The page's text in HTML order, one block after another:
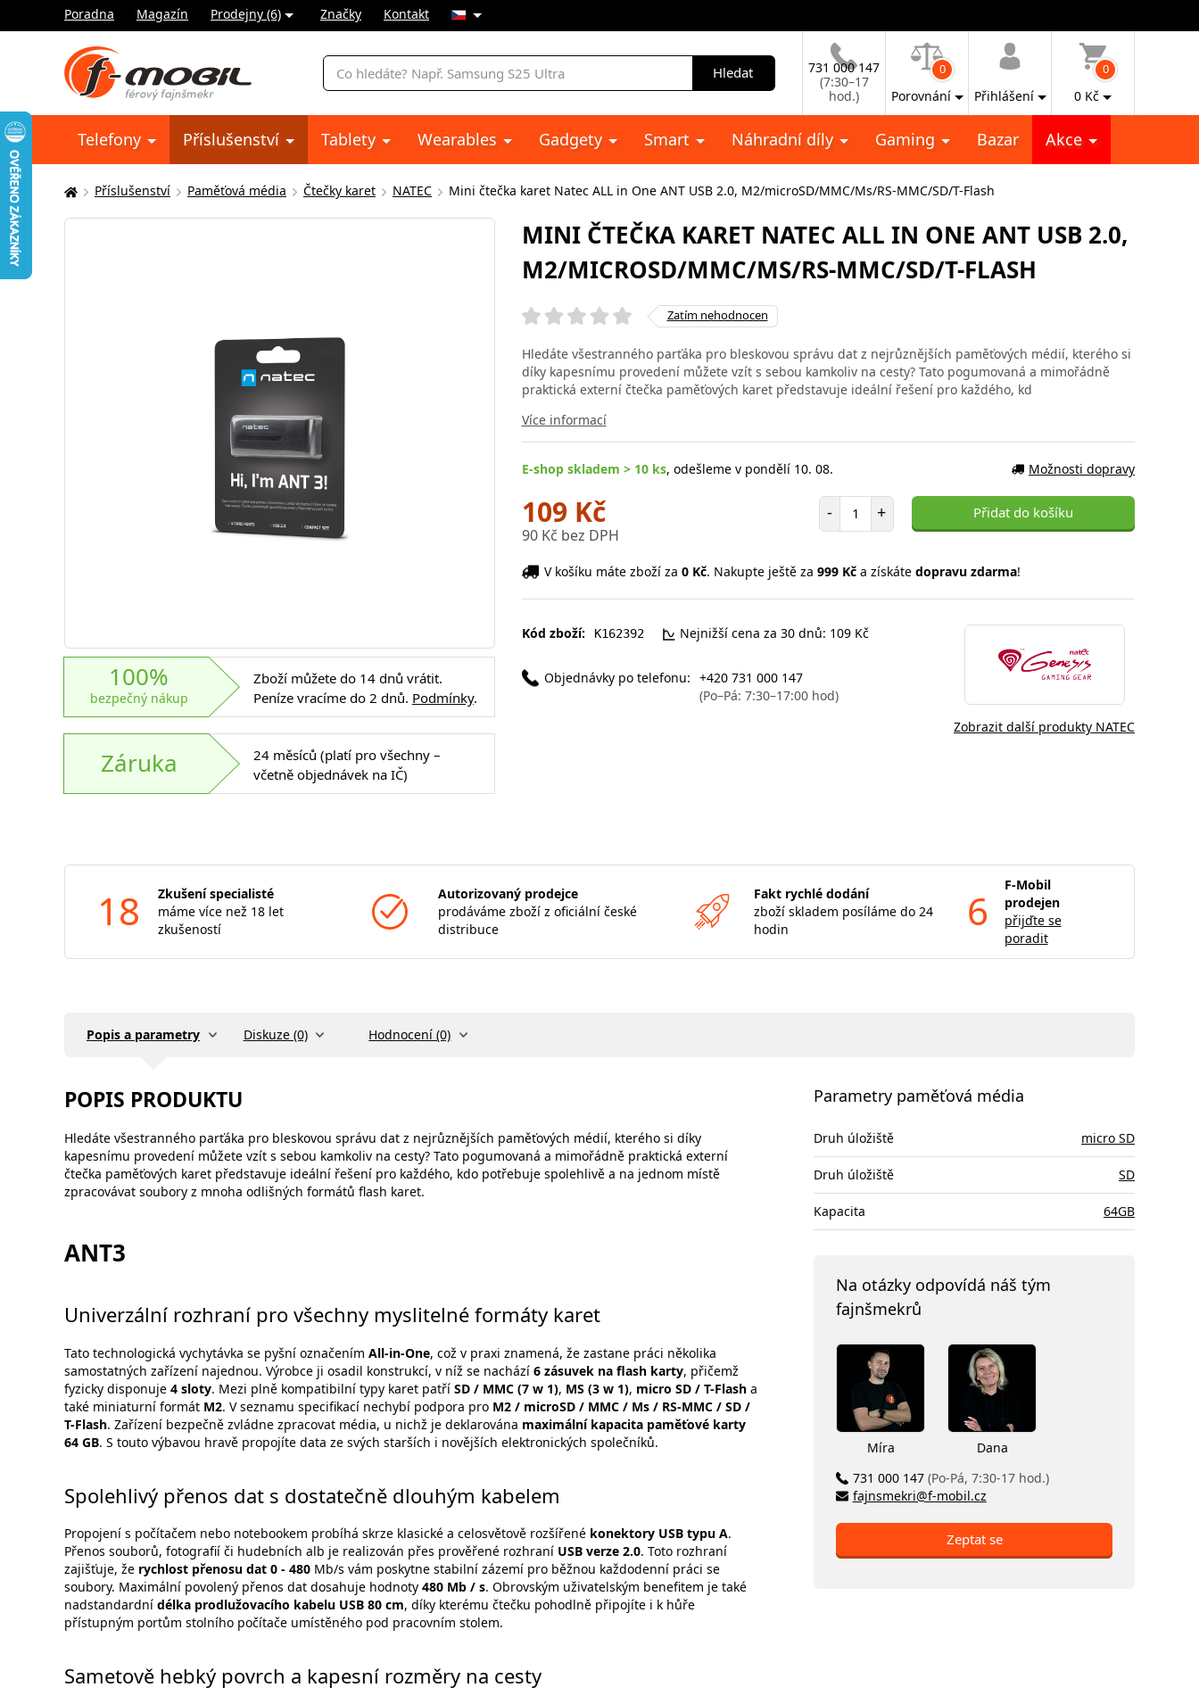
Poradna Magazín Prodejny (6) Značky Kontakt
Vyhledávání
Hledat
731 000 147
(7:30–17
hod.)
0
Porovnání Přihlášení
0
0 Kč
Telefony Příslušenství Tablety Wearables Gadgety Smart Náhradní díly Gaming Bazar Akce
Zde
se
Příslušenství Paměťová média Čtečky karet NATEC Mini čtečka karet Natec ALL in One ANT USB 2.0, M2/microSD/MMC/Ms/RS-MMC/SD/T-Flash
100%
bezpečný nákup
Zboží můžete do 14 dnů vrátit.
Peníze vracíme do 2 dnů. Podmínky.
Záruka
24 měsíců (platí pro všechny –
včetně objednávek na IČ)
MINI ČTEČKA KARET NATEC ALL IN ONE ANT USB 2.0,
M2/MICROSD/MMC/MS/RS-MMC/SD/T-FLASH
Zatím nehodnocen
Hledáte všestranného parťáka pro bleskovou správu dat z nejrůznějších paměťových médií, kterého si
díky kapesnímu provedení můžete vzít s sebou kamkoliv na cesty? Tato pogumovaná a mimořádně
praktická externí čtečka paměťových karet představuje ideální řešení pro každého, kd
Více informací
E-shop skladem > 10 ks, odešleme v pondělí 10. 08. Možnosti dopravy
109 Kč
90 Kč bez DPH
- Počet položek
+ Přidat do košíku
V košíku máte zboží za 0 Kč. Nakupte ještě za 999 Kča získáte dopravu zdarma!
Kód zboží: K162392 Nejnižší cena za 30 dnů: 109 Kč
Objednávky po telefonu: +420 731 000 147
(Po–Pá: 7:30–17:00 hod)
Zobrazit další produkty NATEC
18
Zkušení specialisté
máme více než 18 let
zkušeností
Autorizovaný prodejce
prodáváme zboží z oficiální české
distribuce
Fakt rychlé dodání
zboží skladem posíláme do 24
hodin
6
F-Mobil
prodejen
přijďte se
poradit
Popis a parametry Diskuze (0) Hodnocení (0)
POPIS PRODUKTU
Hledáte všestranného parťáka pro bleskovou správu dat z nejrůznějších paměťových médií, kterého si díky
kapesnímu provedení můžete vzít s sebou kamkoliv na cesty? Tato pogumovaná a mimořádně praktická externí
čtečka paměťových karet představuje ideální řešení pro každého, kdo potřebuje spolehlivě a na jednom místě
zpracovávat soubory z mnoha odlišných formátů flash karet.
ANT3
Univerzální rozhraní pro všechny myslitelné formáty karet
Tato technologická vychytávka se pyšní označením All-in-One, což v praxi znamená, že zastane práci několika
samostatných zařízení najednou. Výrobce ji osadil konstrukcí, v níž se nachází 6 zásuvek na flash karty, přičemž
fyzicky disponuje 4 sloty. Mezi plně kompatibilní typy karet patří SD / MMC (7 w 1), MS (3 w 1), micro SD / T-Flash a
také miniaturní formát M2. V seznamu specifikací nechybí podpora pro M2 / microSD / MMC / Ms / RS-MMC / SD /
T-Flash. Zařízení bezpečně zvládne zpracovat média, u nichž je deklarována maximální kapacita paměťové karty
64 GB. S touto výbavou hravě propojíte data ze svých starších i novějších elektronických společníků.
Spolehlivý přenos dat s dostatečně dlouhým kabelem
Propojení s počítačem nebo notebookem probíhá skrze klasické a celosvětově rozšířené konektory USB typu A.
Přenos souborů, fotografií či hudebních alb je realizován přes prověřené rozhraní USB verze 2.0. Toto rozhraní
zajišťuje, že rychlost přenosu dat 0 - 480 Mb/s vám poskytne stabilní zázemí pro běžnou každodenní práci se
soubory. Maximální povolený přenos dat dosahuje hodnoty 480 Mb / s. Obrovským uživatelským benefitem je také
nadstandardní délka prodlužovacího kabelu USB 80 cm, díky kterému čtečku pohodlně připojíte i k hůře
přístupným portům stolního počítače umístěného pod pracovním stolem.
Sametově hebký povrch a kapesní rozměry na cesty
Parametry paměťová média
Druh úložiště micro SD
Druh úložiště SD
Kapacita 64GB
Na otázky odpovídá náš tým
fajnšmekrů
Míra
Dana
731 000 147 (Po-Pá, 7:30-17 hod.)
fajnsmekri@f-mobil.cz
Zeptat se